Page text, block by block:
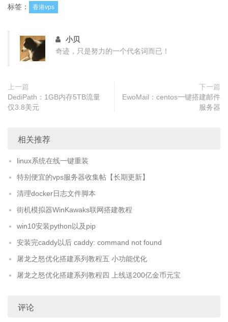
标签： 香港vps
小贝
奇迹，只是努力的一个代名词而已！
上一篇
DediPath：1GB内存5TB流量
仅3.8美元
下一篇
EwoMail：centos一键搭建邮件
服务器
相关推荐
linux系统在线一键重装
特别便宜的vps服务器收集帖【长期更新】
清理docker日志文件脚本
街机模拟器WinKawaks联网搭建教程
win10安装python以及pip
安装完caddy以后 caddy: command not found
屠龙之怒优化搭建系列教程五 小功能优化
屠龙之怒优化搭建系列教程四 上线送200亿金币元宝
评论